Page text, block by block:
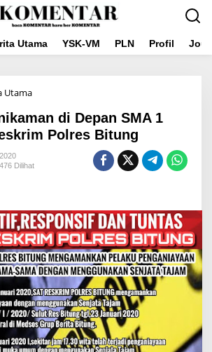
Utama YSK-VM PLN Profil
Utama3
Penikaman
di
Depan
1
Bitung
di Depan SMA 1
Polres Bitung
476 Dilihat